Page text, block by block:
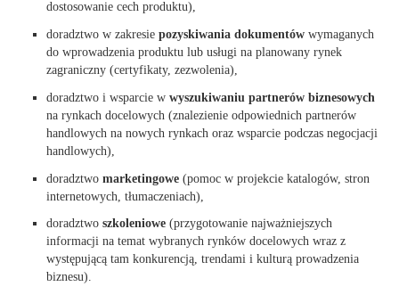
dostosowanie cech produktu),
doradztwo w zakresiepozyskiwania dokumentów wymaganych
do wprowadzenia produktu lub usługi na planowany rynek
zagraniczny (certyfikaty, zezwolenia),
doradztwo i wsparcie wwyszukiwaniu partnerów biznesowych
na rynkach docelowych (znalezienie odpowiednich partnerów
handlowych na nowych rynkach oraz wsparcie podczas negocjacji
handlowych),
doradztwomarketingowe (pomoc w projekcie katalogów, stron
internetowych, tłumaczeniach),
doradztwoszkoleniowe (przygotowanie najważniejszych
informacji na temat wybranych rynków docelowych wraz z
występującą tam konkurencją, trendami i kulturą prowadzenia
biznesu).